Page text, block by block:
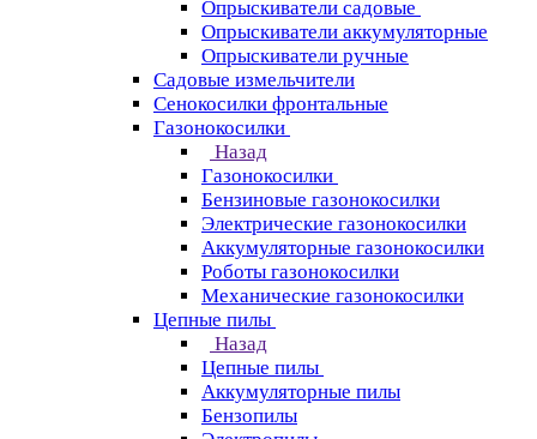
Опрыскиватели садовые
Опрыскиватели аккумуляторные
Опрыскиватели ручные
Садовые измельчители
Сенокосилки фронтальные
Газонокосилки
Назад
Газонокосилки
Бензиновые газонокосилки
Электрические газонокосилки
Аккумуляторные газонокосилки
Роботы газонокосилки
Механические газонокосилки
Цепные пилы
Назад
Цепные пилы
Аккумуляторные пилы
Бензопилы